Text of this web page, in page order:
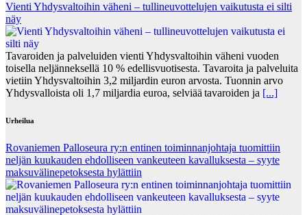
Vienti Yhdysvaltoihin väheni – tullineuvottelujen vaikutusta ei silti
näy
Tavaroiden ja palveluiden vienti Yhdysvaltoihin väheni vuoden
toisella neljänneksellä 10 % edellisvuotisesta. Tavaroita ja palveluita
vietiin Yhdysvaltoihin 3,2 miljardin euron arvosta. Tuonnin arvo
Yhdysvalloista oli 1,7 miljardia euroa, selviää tavaroiden ja [...]
Urheilua
Rovaniemen Palloseura ry:n entinen toiminnanjohtaja tuo­mit­tiin
neljän kuu­kau­den eh­dol­li­seen van­keu­teen ka­val­luk­ses­ta – syyte
mak­su­vä­li­ne­pe­tok­ses­ta hy­lät­tiin